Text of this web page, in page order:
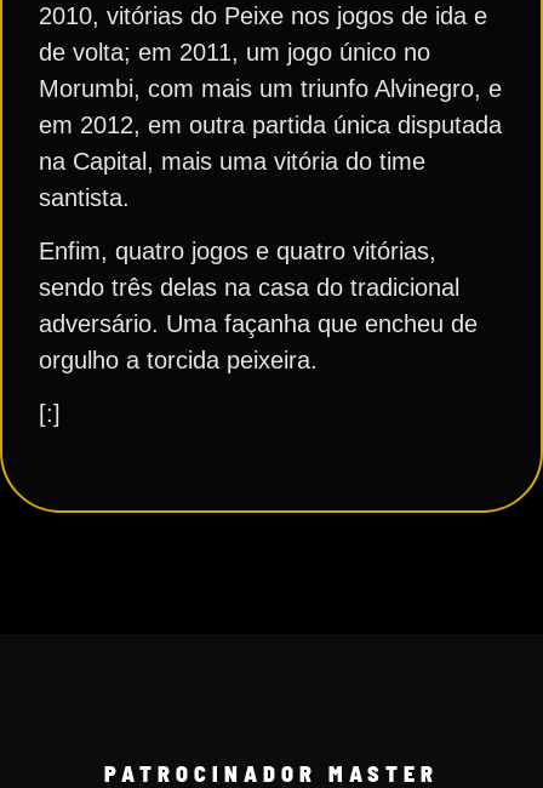
2010, vitórias do Peixe nos jogos de ida e
de volta; em 2011, um jogo único no
Morumbi, com mais um triunfo Alvinegro, e
em 2012, em outra partida única disputada
na Capital, mais uma vitória do time
santista.
Enfim, quatro jogos e quatro vitórias,
sendo três delas na casa do tradicional
adversário. Uma façanha que encheu de
orgulho a torcida peixeira.
[:]
PATROCINADOR MASTER